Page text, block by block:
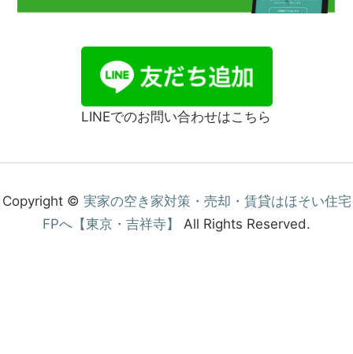
LINEでのお問い合わせはこちら
Copyright © 実家の空き家対策・売却・賃貸はほそい住宅
FPへ【東京・吉祥寺】
All Rights Reserved.